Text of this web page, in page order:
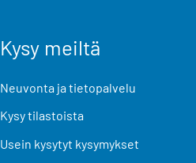
Kysy meiltä
Neuvonta ja tietopalvelu
Kysy tilastoista
Usein kysytyt kysymykset